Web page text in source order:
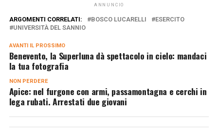
ANNUNCIO
ARGOMENTI CORRELATI: BOSCO LUCARELLI
ESERCITO
UNIVERSITÀ DEL SANNIO
AVANTI IL ​​PROSSIMO
Benevento, la Superluna dà spettacolo in cielo: mandaci
la tua fotografia
NON PERDERE
Apice: nel furgone con armi, passamontagna e cerchi in
lega rubati. Arrestati due giovani